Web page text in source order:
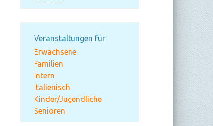
Veranstaltungen für
Erwachsene
Familien
Intern
Italienisch
Kinder/Jugendliche
Senioren